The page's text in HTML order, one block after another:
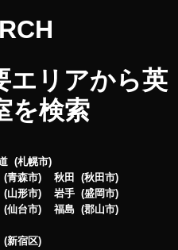
エリアから英
を検索
札幌市
青森市 秋田
秋田市
山形市 岩手
盛岡市
仙台市 福島 郡山市
新宿区